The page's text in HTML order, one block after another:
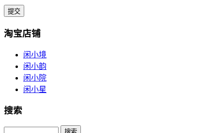
淘宝店铺
闲小境
闲小韵
闲小院
闲小星
搜索